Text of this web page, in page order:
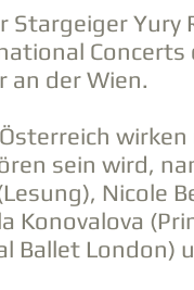
Yury
Concerts
an der Wien.
sein wird,
Nicole
Konovalova
Ballet London)